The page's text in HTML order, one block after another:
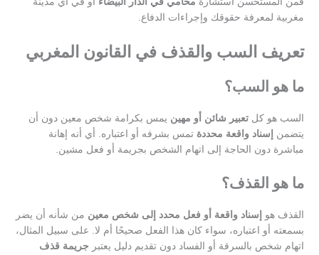
مغربية لمعرفة حقوقك وإجراءات الدفاع.
تعريف السب والقذف في القانون المغربي
ما هو السب؟
السب هو كل تعبير شائن أو مهينيمس بكرامة شخص معين دون أن
يتضمن إسناد واقعة محددةتمس بشرفه أو اعتباره. أي أنه إهانة
مباشرة دون الحاجة إلى اتهام الشخص بجريمة أو فعل مشين.
ما هو القذف؟
القذف هو إسناد واقعة أو فعل محدد إلى شخص معينمن شأنه أن يضر
بسمعته أو اعتباره، سواء كان هذا الفعل صحيحًا أم لا. على سبيل المثال،
اتهام شخص بالسرقة أو الفساد دون تقديم دليل يعتبر جريمة قذف